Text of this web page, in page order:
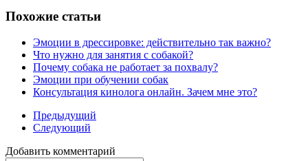
Похожие статьи
Эмоции в дрессировке: действительно так важно?
Что нужно для занятия с собакой?
Почему собака не работает за похвалу?
Эмоции при обучении собак
Консультация кинолога онлайн. Зачем мне это?
Предыдущий
Следующий
Добавить комментарий